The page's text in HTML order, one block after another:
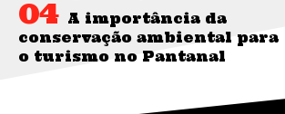
A importância da
conservação ambiental para
o turismo no Pantanal